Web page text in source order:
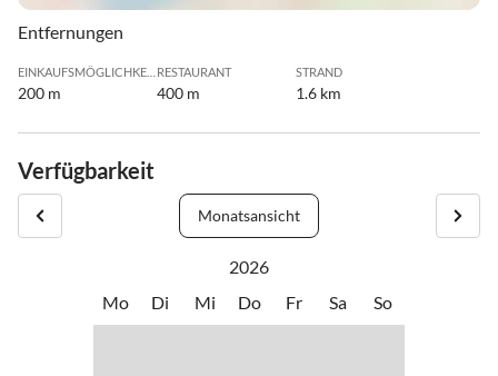
Entfernungen
200 m
RESTAURANT
400 m
STRAND
1.6 km
Verfügbarkeit
Monatsansicht
2026
Mo
Di Mi Do Fr Sa So